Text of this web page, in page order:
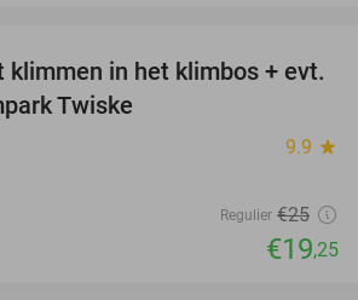
23%
klimmen in het klimbos + evt.
Twiske
9.9 star
Regulier €25
€19,25